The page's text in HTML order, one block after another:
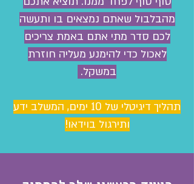
מהבלבול שאתם נמצאים בו ותעשה
לכם סדר מתי אתם באמת צריכים
לאכול כדי להימנע מעליה חוזרת
במשקל.
תהליך דיגיטלי של 10 ימים, המשלב ידע
ותירגול בוידאו!